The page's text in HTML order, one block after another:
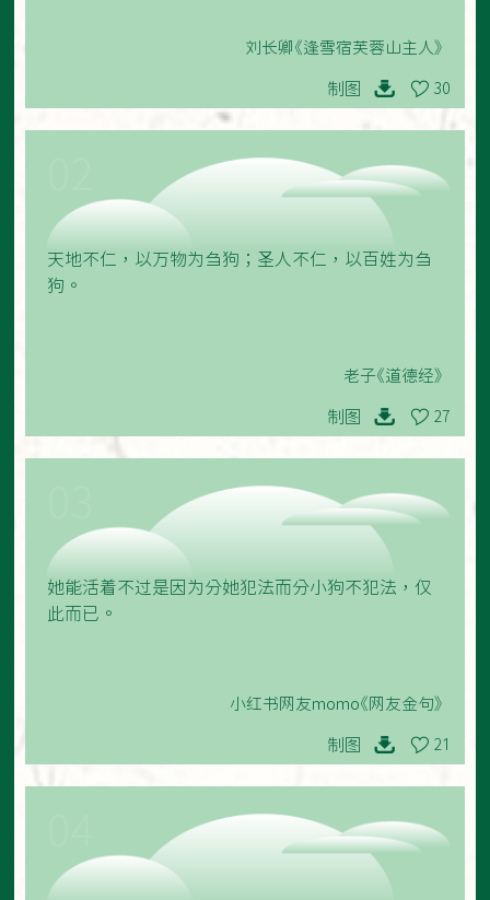
刘长卿《逢雪宿芙蓉山主人》
制图 30
天地不仁，以万物为刍狗；圣人不仁，以百姓为刍
狗。
老子《道德经》
制图 27
她能活着不过是因为分她犯法而分小狗不犯法，仅
此而已。
小红书网友momo《网友金句》
制图 21